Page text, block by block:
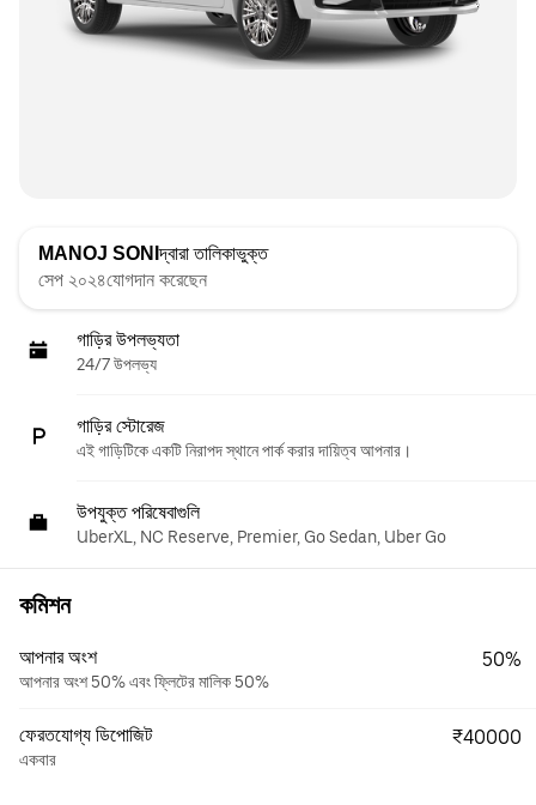
MANOJ SONIদ্বারা তালিকাভুক্ত
সেপ ২০২৪যোগদান করেছেন
গাড়ির উপলভ্যতা
24/7 উপলভ্য
গাড়ির স্টোরেজ
এই গাড়িটিকে একটি নিরাপদ স্থানে পার্ক করার দায়িত্ব আপনার।
উপযুক্ত পরিষেবাগুলি
UberXL, NC Reserve, Premier, Go Sedan, Uber Go
কমিশন
আপনার অংশ
আপনার অংশ 50% এবং ফ্লিটের মালিক 50%
50%
ফেরতযোগ্য ডিপোজিট
একবার
₹40000